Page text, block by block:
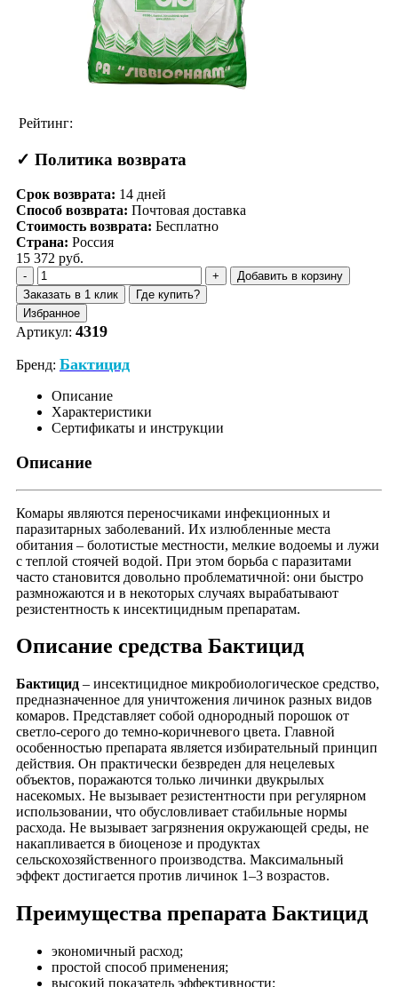
Рейтинг:
✓ Политика возврата
Срок возврата: 14 дней
Способ возврата: Почтовая доставка
Стоимость возврата: Бесплатно
Страна: Россия
15 372 руб.
Добавить в корзину
Заказать в 1 клик
Где купить?
Избранное
Артикул: 4319
Бренд: Бактицид
Описание
Характеристики
Сертификаты и инструкции
Описание
Комары являются переносчиками инфекционных и
паразитарных заболеваний. Их излюбленные места
обитания – болотистые местности, мелкие водоемы и лужи
с теплой стоячей водой. При этом борьба с паразитами
часто становится довольно проблематичной: они быстро
размножаются и в некоторых случаях вырабатывают
резистентность к инсектицидным препаратам.
Описание средства Бактицид
Бактицид – инсектицидное микробиологическое средство,
предназначенное для уничтожения личинок разных видов
комаров. Представляет собой однородный порошок от
светло-серого до темно-коричневого цвета. Главной
особенностью препарата является избирательный принцип
действия. Он практически безвреден для нецелевых
объектов, поражаются только личинки двукрылых
насекомых. Не вызывает резистентности при регулярном
использовании, что обусловливает стабильные нормы
расхода. Не вызывает загрязнения окружающей среды, не
накапливается в биоценозе и продуктах
сельскохозяйственного производства. Максимальный
эффект достигается против личинок 1–3 возрастов.
Преимущества препарата Бактицид
экономичный расход;
простой способ применения;
высокий показатель эффективности;